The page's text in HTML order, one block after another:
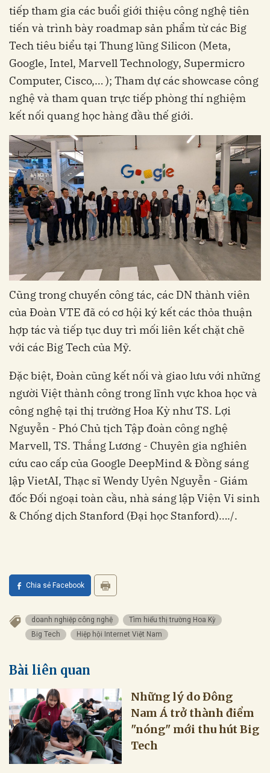
tiếp tham gia các buổi giới thiệu công nghệ tiên
tiến và trình bày roadmap sản phẩm từ các Big
Tech tiêu biểu tại Thung lũng Silicon (Meta,
Google, Intel, Marvell Technology, Supermicro
Computer, Cisco,… ); Tham dự các showcase công
nghệ và tham quan trực tiếp phòng thí nghiệm
kết nối quang học hàng đầu thế giới.
Cũng trong chuyến công tác, các DN thành viên
của Đoàn VTE đã có cơ hội ký kết các thỏa thuận
hợp tác và tiếp tục duy trì mối liên kết chặt chẽ
với các Big Tech của Mỹ.
Đặc biệt, Đoàn cũng kết nối và giao lưu với những
người Việt thành công trong lĩnh vực khoa học và
công nghệ tại thị trường Hoa Kỳ như TS. Lợi
Nguyễn - Phó Chủ tịch Tập đoàn công nghệ
Marvell, TS. Thắng Lương - Chuyên gia nghiên
cứu cao cấp của Google DeepMind & Đồng sáng
lập VietAI, Thạc sĩ Wendy Uyên Nguyễn - Giám
đốc Đối ngoại toàn cầu, nhà sáng lập Viện Vi sinh
& Chống dịch Stanford (Đại học Stanford)…./.
Chia sẻ Facebook
doanh nghiệp công nghệ
Tìm hiểu thị trường Hoa Kỳ
Big Tech
Hiệp hội Internet Việt Nam
Bài liên quan
Những lý do Đông
Nam Á trở thành điểm
"nóng" mới thu hút Big
Tech